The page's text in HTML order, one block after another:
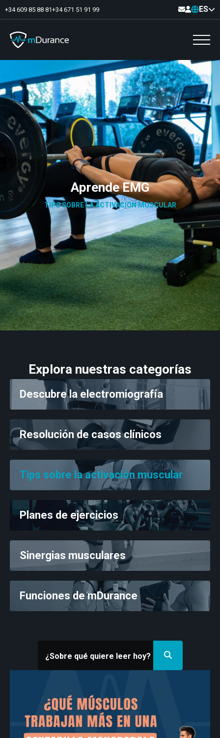
+34 609 85 88 81+34 671 51 91 99 ES
Tono basal
Déficits y excesos de activación
Sinergias musculares
Asimetrías musculares
Optimizador de ejercicios
Comunicación
Analítica muscular
Vídeo-Feedback
Suelo pélvico
Entrenamiento
Neurología
Detrás de mDurance
Aprende EMG
TIPS SOBRE LA ACTIVACIÓN MUSCULAR
Explora nuestras categorías
Descubre la electromiografía
Resolución de casos clínicos
Tips sobre la activación muscular
Planes de ejercicios
Sinergias musculares
Funciones de mDurance